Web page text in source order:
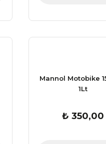
Mannol Motobike
1Lt
₺ 350,00